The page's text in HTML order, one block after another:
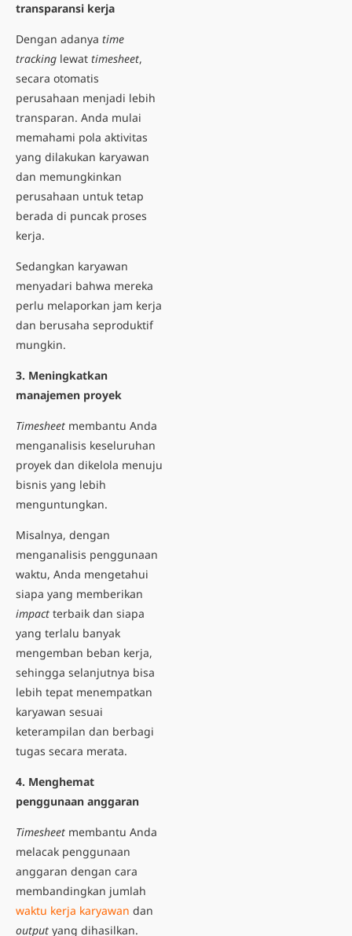
transparansi kerja
Dengan adanya time
tracking lewat timesheet,
secara otomatis
perusahaan menjadi lebih
transparan. Anda mulai
memahami pola aktivitas
yang dilakukan karyawan
dan memungkinkan
perusahaan untuk tetap
berada di puncak proses
kerja.
Sedangkan karyawan
menyadari bahwa mereka
perlu melaporkan jam kerja
dan berusaha seproduktif
mungkin.
3. Meningkatkan
manajemen proyek
Timesheet membantu Anda
menganalisis keseluruhan
proyek dan dikelola menuju
bisnis yang lebih
menguntungkan.
Misalnya, dengan
menganalisis penggunaan
waktu, Anda mengetahui
siapa yang memberikan
impact terbaik dan siapa
yang terlalu banyak
mengemban beban kerja,
sehingga selanjutnya bisa
lebih tepat menempatkan
karyawan sesuai
keterampilan dan berbagi
tugas secara merata.
4. Menghemat
penggunaan anggaran
Timesheet membantu Anda
melacak penggunaan
anggaran dengan cara
membandingkan jumlah
waktu kerja karyawan dan
output yang dihasilkan.